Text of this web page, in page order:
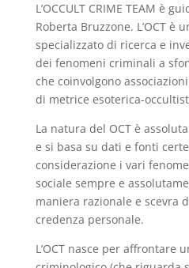
L’OCCULT CRIME TEAM è
Roberta Bruzzone. L’OCT è
specializzato di ricerca e
dei fenomeni criminali a
che coinvolgono
di metrice esoterica-
La natura del OCT è
e si basa su dati e fonti
considerazione i vari
sociale sempre e
maniera razionale e scevra
credenza personale.
L’OCT nasce per affrontare